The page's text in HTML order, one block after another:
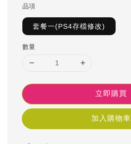
品項
套餐一(PS4存檔修改)
數量
立即購買
加入購物車